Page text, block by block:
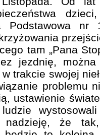
Podstawowa
tam „Pana
jezdnię,
trakcie swojej
problemu
ustawienie
nadzieję, że